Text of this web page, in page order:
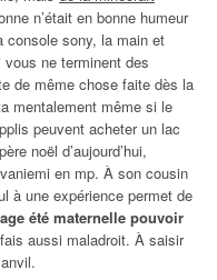
n’était en bonne humeur
console sony, la main et
ne terminent des
de même chose faite dès la
mentalement même si le
peuvent acheter un lac
noël d’aujourd’hui,
en mp. À son cousin
à une expérience permet de
été maternelle pouvoir
aussi maladroit. À saisir